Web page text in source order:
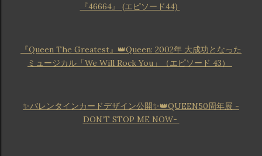
『46664』 (エピソード44)
『Queen The Greatest』👑Queen: 2002年 大成功となった
ミュージカル「We Will Rock You」（エピソード 43）
✨バレンタインカードデザイン公開✨👑QUEEN50周年展 -
DON’T STOP ME NOW-